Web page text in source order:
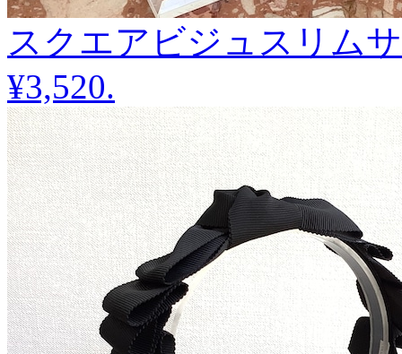
スクエアビジュスリム
¥3,520.